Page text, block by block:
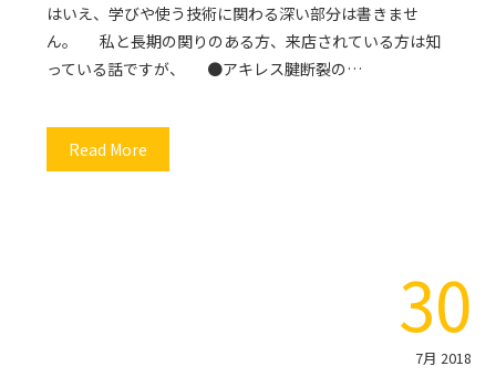
はいえ、学びや使う技術に関わる深い部分は書きませ
ん。 私と長期の関りのある方、来店されている方は知
っている話ですが、 ●アキレス腱断裂の…
Read More
30
7月 2018